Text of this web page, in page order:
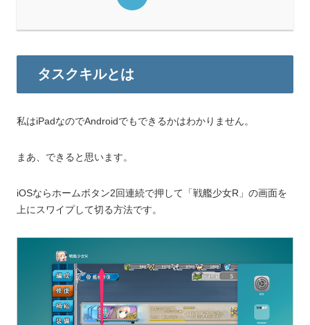
タスクキルとは
私はiPadなのでAndroidでもできるかはわかりません。
まあ、できると思います。
iOSならホームボタン2回連続で押して「戦艦少女R」の画面を
上にスワイプして切る方法です。